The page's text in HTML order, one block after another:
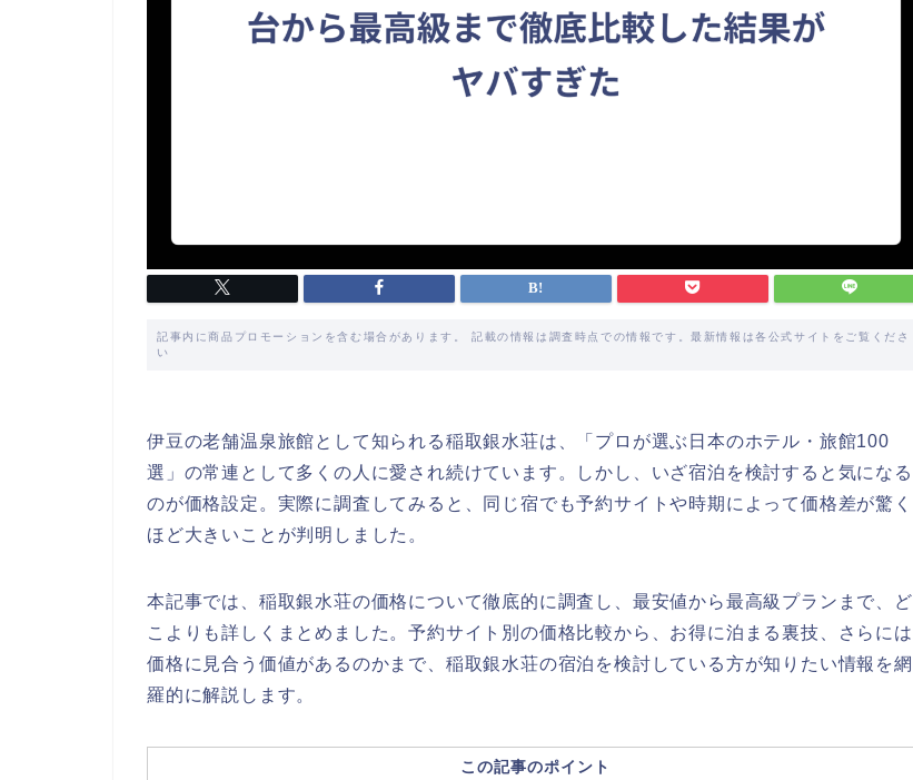
記事内に商品プロモーションを含む場合があります。 記載の情報は調査時点での情報です。最新情報は各公式サイトをご覧くださ
い
伊豆の老舗温泉旅館として知られる稲取銀水荘は、「プロが選ぶ日本のホテル・旅館100
選」の常連として多くの人に愛され続けています。しかし、いざ宿泊を検討すると気になる
のが価格設定。実際に調査してみると、同じ宿でも予約サイトや時期によって価格差が驚く
ほど大きいことが判明しました。
本記事では、稲取銀水荘の価格について徹底的に調査し、最安値から最高級プランまで、ど
こよりも詳しくまとめました。予約サイト別の価格比較から、お得に泊まる裏技、さらには
価格に見合う価値があるのかまで、稲取銀水荘の宿泊を検討している方が知りたい情報を網
羅的に解説します。
この記事のポイント